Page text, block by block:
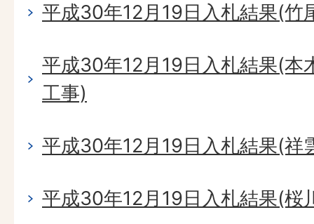
平成30年12月19日入札結果(竹
平成30年12月19日入札結果(本
工事)
平成30年12月19日入札結果(祥
平成30年12月19日入札結果(桜